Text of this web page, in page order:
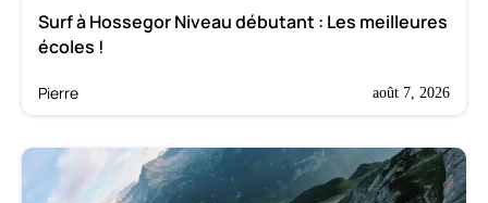
Surf à Hossegor Niveau débutant : Les meilleures
écoles !
Pierre août 7, 2026